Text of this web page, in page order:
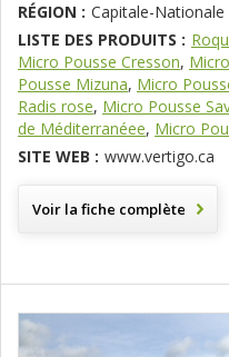
RÉGION : Capitale-Nationale
LISTE DES PRODUITS :
Micro Pousse Cresson,
Pousse Mizuna, Micro
Radis rose, Micro Pousse
de Méditerranéee, Micro
SITE WEB : www.vertigo.ca
Voir la fiche complète